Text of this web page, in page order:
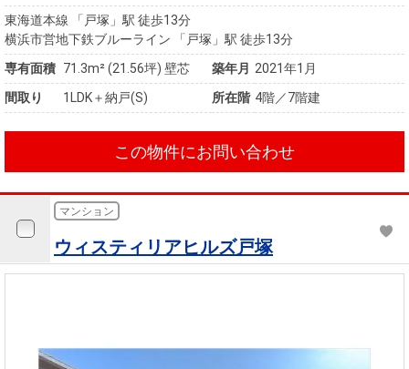
東海道本線 「戸塚」駅 徒歩13分
横浜市営地下鉄ブルーライン 「戸塚」駅 徒歩13分
専有面積 71.3m²(21.56坪) 壁芯 築年月 2021年1月
間取り
1LDK＋納戸(S) 所在階 4階／7階建
この物件にお問い合わせ
マンション
ウィスティリアヒルズ戸塚